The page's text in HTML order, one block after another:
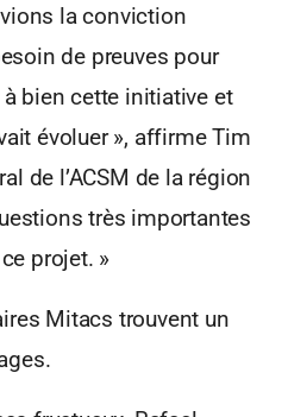
la conviction
de preuves pour
bien cette initiative et
évoluer », affirme Tim
de l’ACSM de la région
très importantes
projet. »
Mitacs trouvent un